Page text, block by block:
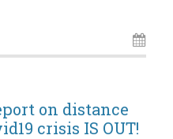
on distance
crisis IS OUT!